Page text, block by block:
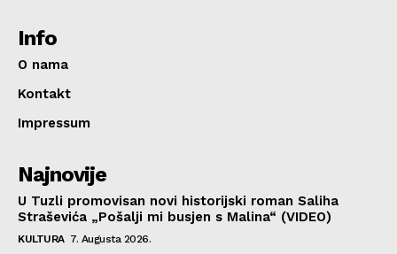
Info
O nama
Kontakt
Impressum
Najnovije
U Tuzli promovisan novi historijski roman Saliha
Straševića „Pošalji mi busjen s Malina“ (VIDEO)
KULTURA 7. Augusta 2026.